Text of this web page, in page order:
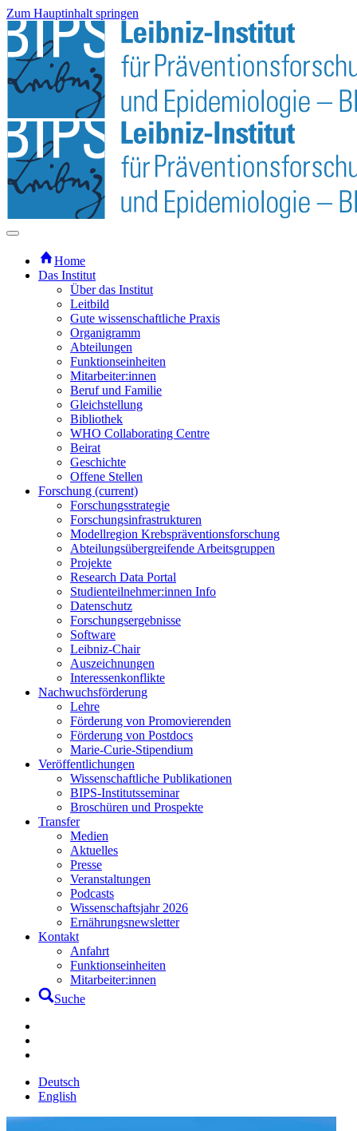
Zum Hauptinhalt springen
Home
Das Institut
Über das Institut
Leitbild
Gute wissenschaftliche Praxis
Organigramm
Abteilungen
Funktionseinheiten
Mitarbeiter:innen
Beruf und Familie
Gleichstellung
Bibliothek
WHO Collaborating Centre
Beirat
Geschichte
Offene Stellen
Forschung (current)
Forschungsstrategie
Forschungsinfrastrukturen
Modellregion Krebspräventionsforschung
Abteilungsübergreifende Arbeitsgruppen
Projekte
Research Data Portal
Studienteilnehmer:innen Info
Datenschutz
Forschungsergebnisse
Software
Leibniz-Chair
Auszeichnungen
Interessenkonflikte
Nachwuchsförderung
Lehre
Förderung von Promovierenden
Förderung von Postdocs
Marie-Curie-Stipendium
Veröffentlichungen
Wissenschaftliche Publikationen
BIPS-Institutsseminar
Broschüren und Prospekte
Transfer
Medien
Aktuelles
Presse
Veranstaltungen
Podcasts
Wissenschaftsjahr 2026
Ernährungsnewsletter
Kontakt
Anfahrt
Funktionseinheiten
Mitarbeiter:innen
Suche
Deutsch
English